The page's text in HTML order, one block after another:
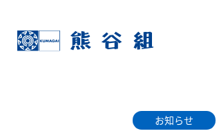
お知らせ